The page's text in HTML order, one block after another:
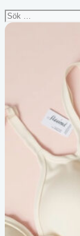
Sök
efter: